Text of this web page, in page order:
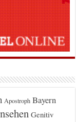
Apostroph Bayern
Genitiv